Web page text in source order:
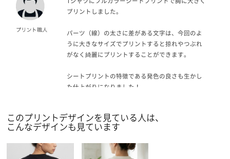
プリントしました。
パーツ（線）の太さに差がある文字は、今回のよ
うに大きなサイズでプリントすると掠れやつぶれ
がなく綺麗にプリントすることができます。
シートプリントの特徴である発色の良さも生かし
た仕上がりになりました！
このプリントデザインを見ている人は、
こんなデザインも見ています